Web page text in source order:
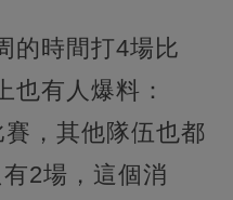
的時間打4場比
也有人爆料：
，其他隊伍也都
2場，這個消